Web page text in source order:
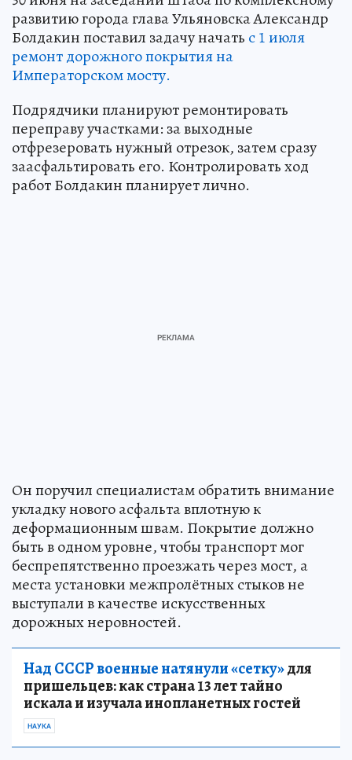
развитию города глава Ульяновска Александр
Болдакин поставил задачу начать с 1 июля
ремонт дорожного покрытия на
Императорском мосту.
Подрядчики планируют ремонтировать
переправу участками: за выходные
отфрезеровать нужный отрезок, затем сразу
заасфальтировать его. Контролировать ход
работ Болдакин планирует лично.
Он поручил специалистам обратить внимание
укладку нового асфальта вплотную к
деформационным швам. Покрытие должно
быть в одном уровне, чтобы транспорт мог
беспрепятственно проезжать через мост, а
места установки межпролётных стыков не
выступали в качестве искусственных
дорожных неровностей.
Над СССР военные натянули «сетку»для
пришельцев: как страна 13 лет тайно
искала и изучала инопланетных гостей
НАУКА